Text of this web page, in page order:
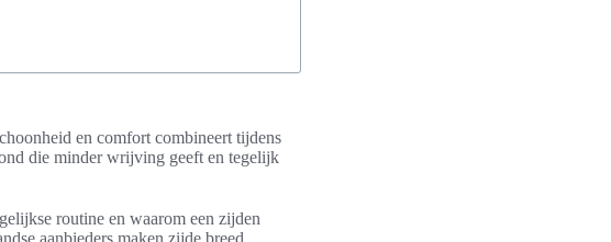
en comfort combineert tijdens
die minder wrijving geeft en tegelijk
routine en waarom een zijden
aanbieders maken zijde breed